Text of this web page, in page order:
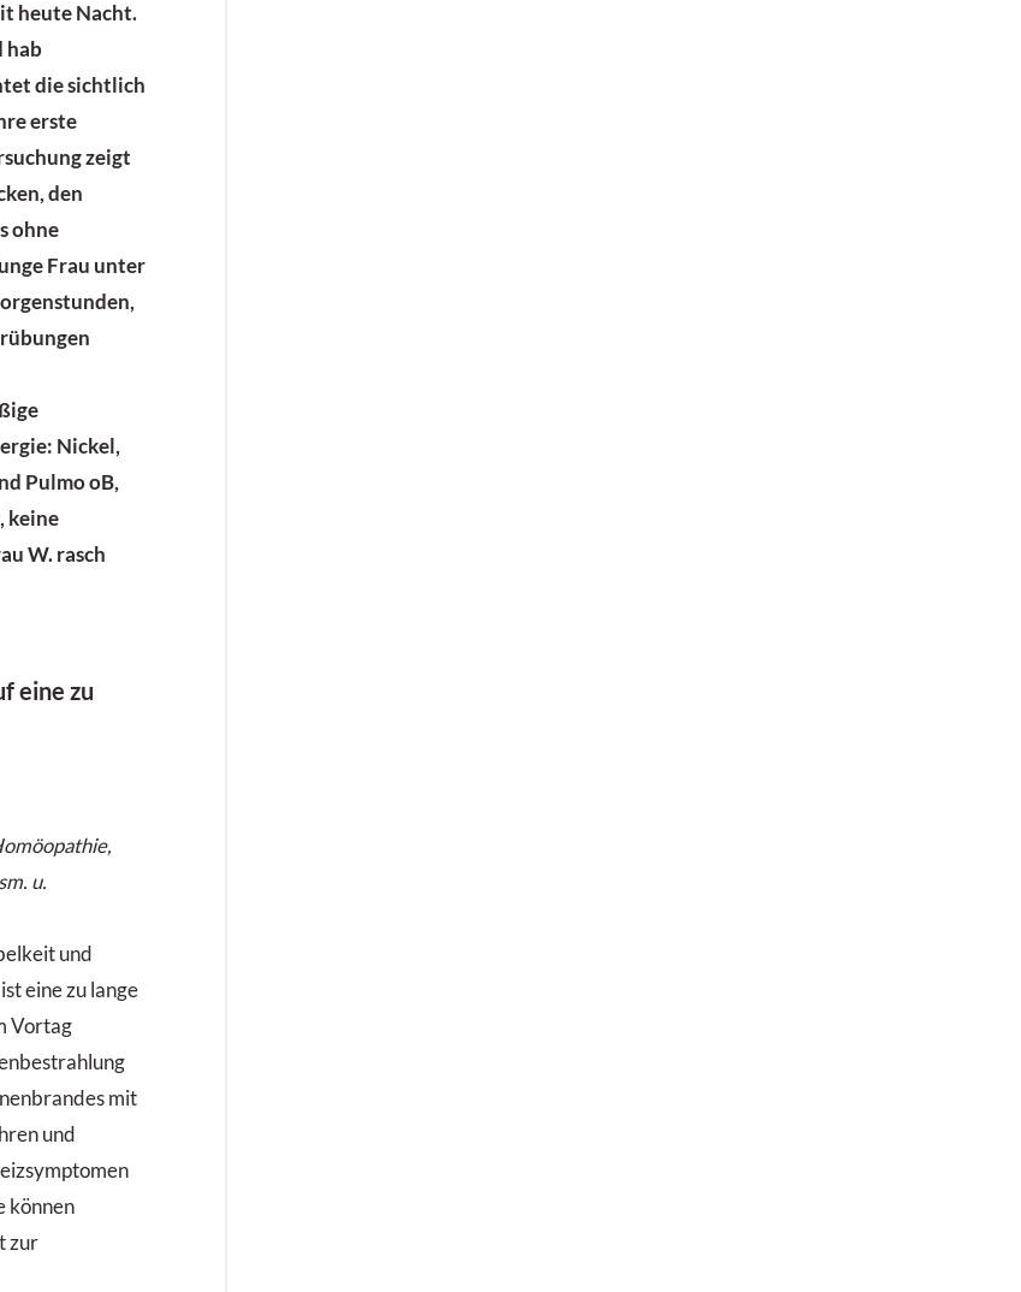
heute Nacht.
hab
die sichtlich
erste
zeigt
den
ohne
Frau unter
Nickel,
Pulmo oB,
keine
W. rasch
eine zu
u.
und
eine zu lange
Vortag
mit
und
können
zur